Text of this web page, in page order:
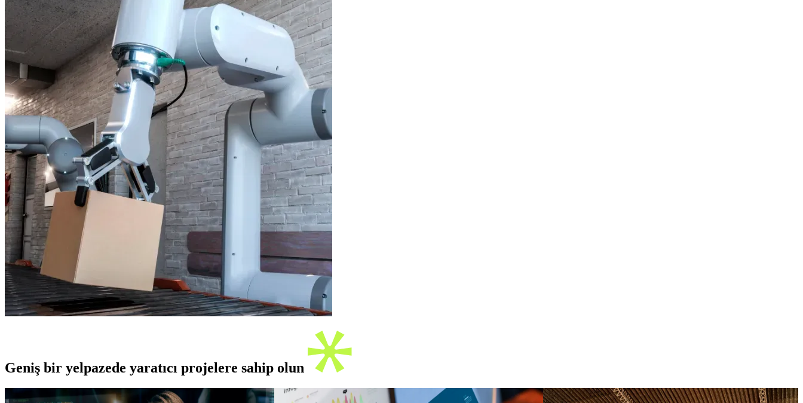
Geniş bir yelpazede yaratıcı projelere sahip olun